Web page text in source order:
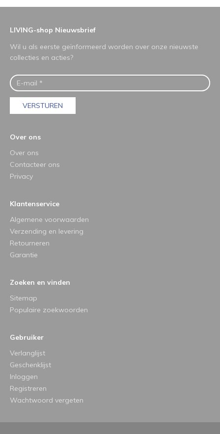
LIVING-shop Nieuwsbrief
Wil u als eerste geïnformeerd worden over onze nieuwste
collecties en acties?
VERSTUREN
Over ons
Over ons
Contacteer ons
Privacy
Klantenservice
Algemene voorwaarden
Verzending en levering
Retourneren
Garantie
Zoeken en vinden
Sitemap
Populaire zoekwoorden
Gebruiker
Verlanglijst
Geschenklijst
Inloggen
Registreren
Wachtwoord vergeten